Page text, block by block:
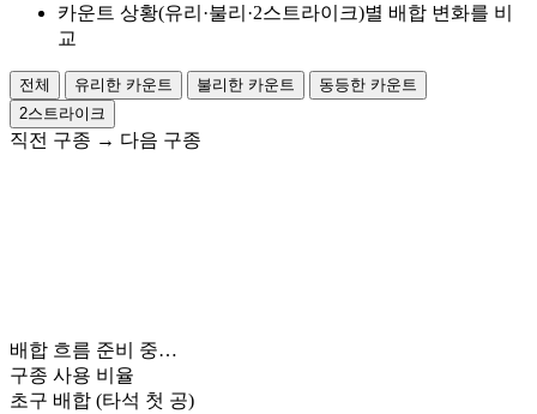
카운트 상황(유리·불리·2스트라이크)별 배합 변화를 비
교
전체 유리한 카운트 불리한 카운트
동등한 카운트
2스트라이크
직전 구종 → 다음 구종
배합 흐름 준비 중…
구종 사용 비율
초구 배합 (타석 첫 공)